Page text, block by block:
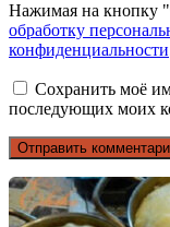
Нажимая на кнопку
обработку
конфиденциальности
Сохранить моё
последующих моих